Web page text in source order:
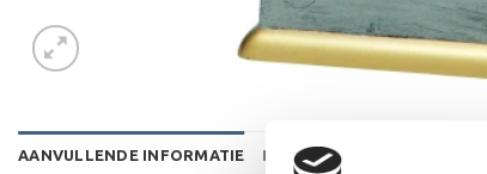
AANVULLENDE INFORMATIE BEOORDELINGEN (0)